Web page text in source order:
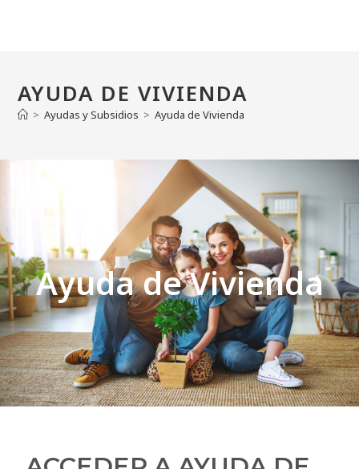
AYUDA DE VIVIENDA
> Ayudas y Subsidios > Ayuda de Vivienda
Ayuda de Vivienda